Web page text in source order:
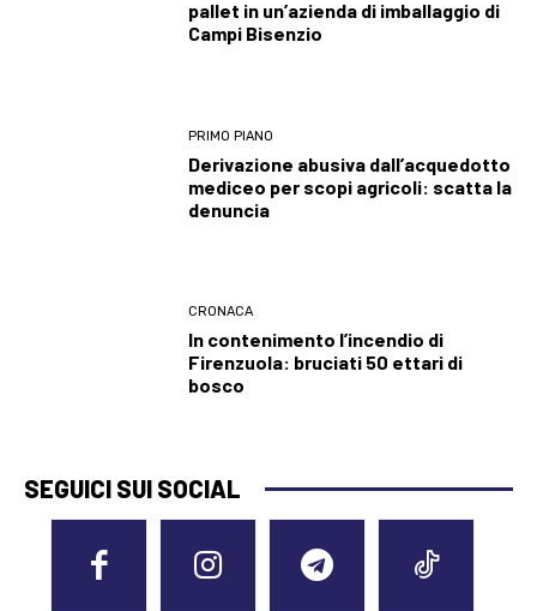
pallet in un’azienda di imballaggio di
Campi Bisenzio
PRIMO PIANO
Derivazione abusiva dall’acquedotto
mediceo per scopi agricoli: scatta la
denuncia
CRONACA
In contenimento l’incendio di
Firenzuola: bruciati 50 ettari di
bosco
SEGUICI SUI SOCIAL